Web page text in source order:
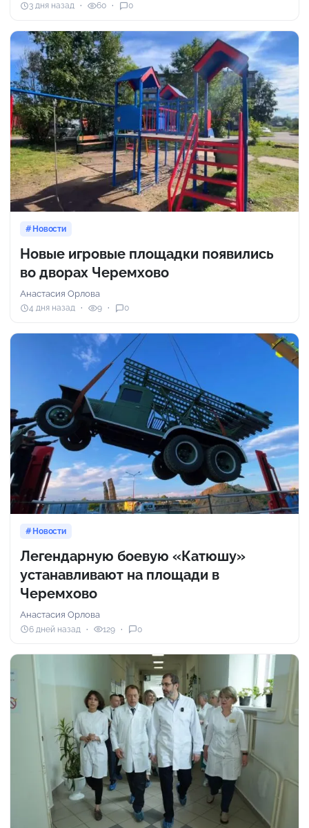
3 дня назад 60 0
Новости
Новые игровые площадки появились
во дворах Черемхово
Анастасия Орлова
4 дня назад 9 0
Новости
Легендарную боевую «Катюшу»
устанавливают на площади в
Черемхово
Анастасия Орлова
6 дней назад 129 0